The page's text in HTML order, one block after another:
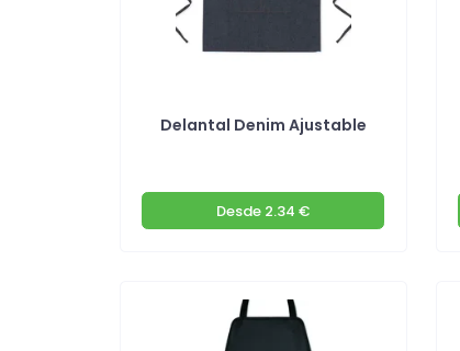
Delantal Denim Ajustable
Desde 2.34 €